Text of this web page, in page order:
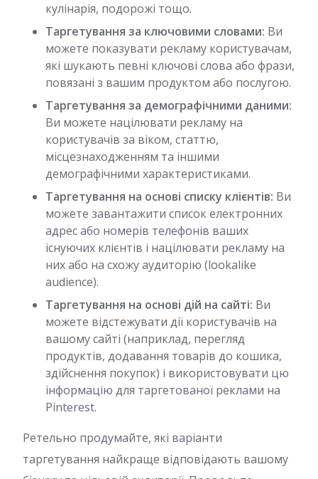
кулінарія, подорожі тощо.
Таргетування за ключовими словами: Ви
можете показувати рекламу користувачам,
які шукають певні ключові слова або фрази,
повязані з вашим продуктом або послугою.
Таргетування за демографічними даними:
Ви можете націлювати рекламу на
користувачів за віком, статтю,
місцезнаходженням та іншими
демографічними характеристиками.
Таргетування на основі списку клієнтів: Ви
можете завантажити список електронних
адрес або номерів телефонів ваших
існуючих клієнтів і націлювати рекламу на
них або на схожу аудиторію (lookalike
audience).
Таргетування на основі дій на сайті: Ви
можете відстежувати дії користувачів на
вашому сайті (наприклад, перегляд
продуктів, додавання товарів до кошика,
здійснення покупок) і використовувати цю
інформацію для таргетованої реклами на
Pinterest.
Ретельно продумайте, які варіанти
таргетування найкраще відповідають вашому